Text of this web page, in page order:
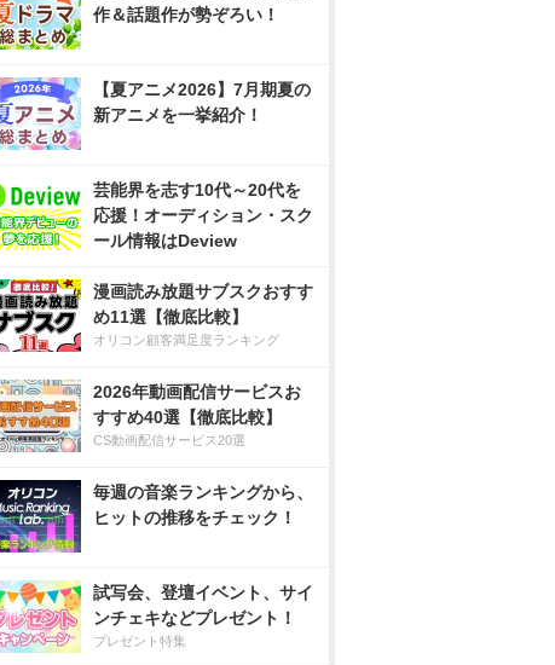
作＆話題作が勢ぞろい！
【夏アニメ2026】7月期夏の
新アニメを一挙紹介！
芸能界を志す10代～20代を
応援！オーディション・スク
ール情報はDeview
漫画読み放題サブスクおすす
め11選【徹底比較】
オリコン顧客満足度ランキング
2026年動画配信サービスお
すすめ40選【徹底比較】
CS動画配信サービス20選
毎週の音楽ランキングから、
ヒットの推移をチェック！
試写会、登壇イベント、サイ
ンチェキなどプレゼント！
プレゼント特集